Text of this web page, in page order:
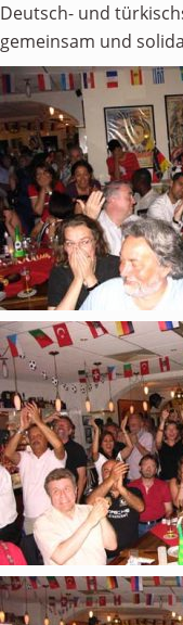
Deutsch- und
gemeinsam und
Unsere